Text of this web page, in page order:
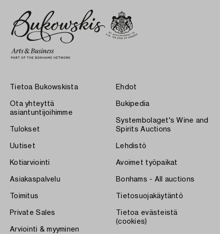
Tietoa Bukowskista
Ota yhteyttä
asiantuntijoihimme
Tulokset
Uutiset
Kotiarviointi
Asiakaspalvelu
Toimitus
Private Sales
Arviointi & myyminen
Ehdot
Bukipedia
Systembolaget's Wine and
Spirits Auctions
Lehdistö
Avoimet työpaikat
Bonhams - All auctions
Tietosuojakäytäntö
Tietoa evästeistä
(cookies)